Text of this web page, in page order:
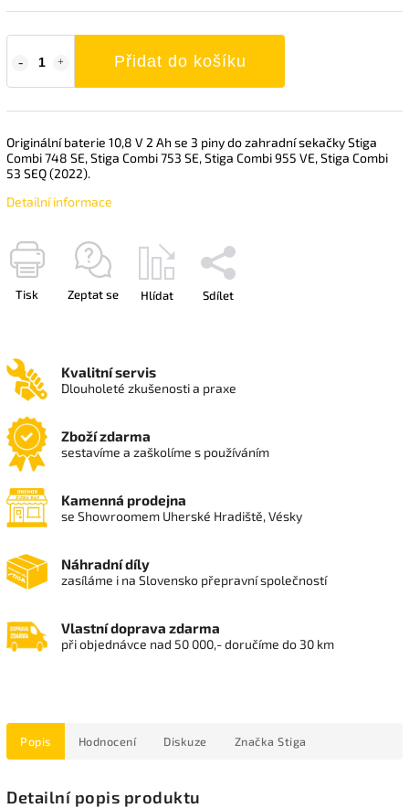
Přidat do košíku
Originální baterie 10,8 V 2 Ah se 3 piny do zahradní sekačky Stiga
Combi 748 SE, Stiga Combi 753 SE, Stiga Combi 955 VE, Stiga Combi
53 SEQ (2022).
Detailní informace
Tisk Zeptat se Hlídat Sdílet
Kvalitní servis
Dlouholeté zkušenosti a praxe
Zboží zdarma
sestavíme a zaškolíme s používáním
Kamenná prodejna
se Showroomem Uherské Hradiště, Vésky
Náhradní díly
zasíláme i na Slovensko přepravní společností
Vlastní doprava zdarma
při objednávce nad 50 000,- doručíme do 30 km
Popis Hodnocení Diskuze Značka Stiga
Detailní popis produktu